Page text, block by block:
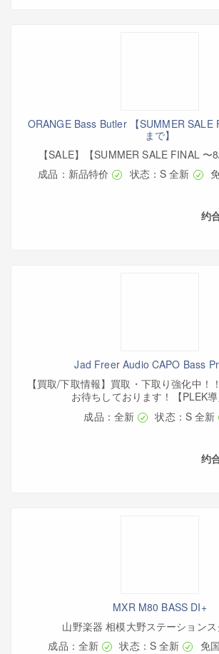
ORANGE Bass Butler 【SUMMER SALE
まで】
【SALE】【SUMMER SALE FINAL 〜
成品：新品特价
状态：S 全新
约
Jad Freer Audio CAPO Bass
【買取/下取情報】買取・下取り強化中！
お待ちしております！【PLEK導
成品：全新
状态：S 全新
约
MXR M80 BASS DI+
山野楽器 相模大野ステーション
成品：全新
状态：S 全新 免